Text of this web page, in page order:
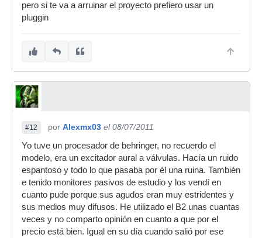
pero si te va a arruinar el proyecto prefiero usar un
pluggin
#12 por Alexmx03 el 08/07/2011
Yo tuve un procesador de behringer, no recuerdo el
modelo, era un excitador aural a válvulas. Hacía un ruido
espantoso y todo lo que pasaba por él una ruina. También
e tenido monitores pasivos de estudio y los vendí en
cuanto pude porque sus agudos eran muy estridentes y
sus medios muy difusos. He utilizado el B2 unas cuantas
veces y no comparto opinión en cuanto a que por el
precio está bien. Igual en su día cuando salió por ese